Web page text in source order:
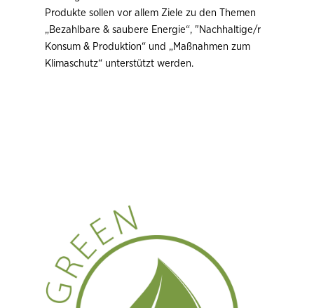
Produkte sollen vor allem Ziele zu den Themen
„Bezahlbare & saubere Energie“, "Nachhaltige/r
Konsum & Produktion“ und „Maßnahmen zum
Klimaschutz“ unterstützt werden.